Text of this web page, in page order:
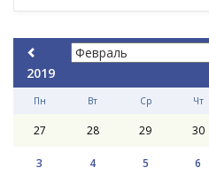
2019
Пн Вт Ср Чт
27 28 29 30
3 4 5 6